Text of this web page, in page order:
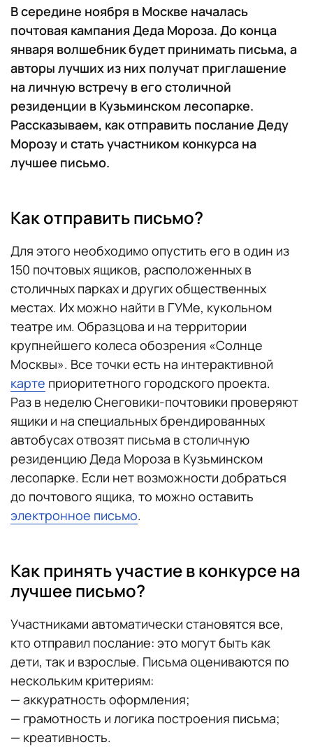
В середине ноября в Москве началась
почтовая кампания Деда Мороза. До конца
января волшебник будет принимать письма, а
авторы лучших из них получат приглашение
на личную встречу в его столичной
резиденции в Кузьминском лесопарке.
Рассказываем, как отправить послание Деду
Морозу и стать участником конкурса на
лучшее письмо.
Как отправить письмо?
Для этого необходимо опустить его в один из
150 почтовых ящиков, расположенных в
столичных парках и других общественных
местах. Их можно найти в ГУМе, кукольном
театре им. Образцова и на территории
крупнейшего колеса обозрения «Солнце
Москвы». Все точки есть на интерактивной
карте приоритетного городского проекта.
Раз в неделю Снеговики-почтовики проверяют
ящики и на специальных брендированных
автобусах отвозят письма в столичную
резиденцию Деда Мороза в Кузьминском
лесопарке. Если нет возможности добраться
до почтового ящика, то можно оставить
электронное письмо.
Как принять участие в конкурсе на
лучшее письмо?
Участниками автоматически становятся все,
кто отправил послание: это могут быть как
дети, так и взрослые. Письма оцениваются по
нескольким критериям:
— аккуратность оформления;
— грамотность и логика построения письма;
— креативность.